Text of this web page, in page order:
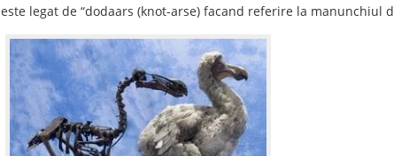
este legat de “dodaars (knot-arse) facand referire la manunchiul